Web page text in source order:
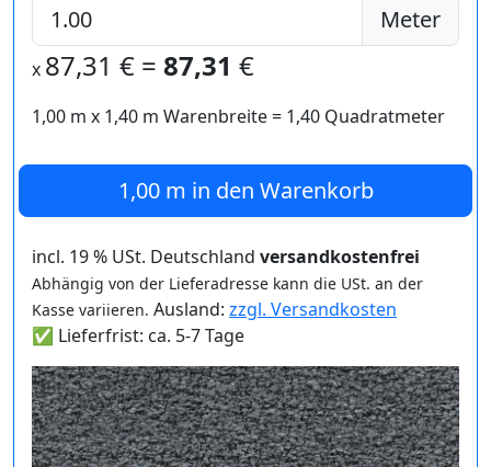
Meter
x 87,31 € = 87,31 €
1,00 m x 1,40 m Warenbreite = 1,40 Quadratmeter
1,00 m in den Warenkorb
incl. 19 % USt. Deutschland versandkostenfrei
Abhängig von der Lieferadresse kann die USt. an der
Kasse variieren. Ausland: zzgl. Versandkosten
✅ Lieferfrist: ca. 5-7 Tage